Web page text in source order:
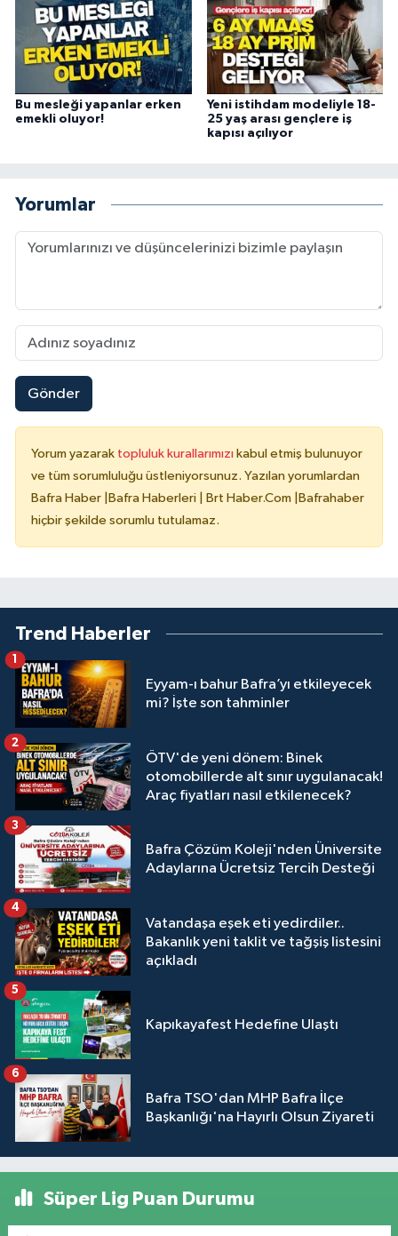
Bu mesleği yapanlar erken
emekli oluyor!
Yeni istihdam modeliyle 18-
25 yaş arası gençlere iş
kapısı açılıyor
Yorumlar
Gönder
Yorum yazarak topluluk kurallarımızı kabul etmiş bulunuyor
ve tüm sorumluluğu üstleniyorsunuz. Yazılan yorumlardan
Bafra Haber |Bafra Haberleri | Brt Haber.Com |Bafrahaber
hiçbir şekilde sorumlu tutulamaz.
Trend Haberler
Eyyam-ı bahur Bafra’yı etkileyecek
mi? İşte son tahminler
1
ÖTV'de yeni dönem: Binek
otomobillerde alt sınır uygulanacak!
Araç fiyatları nasıl etkilenecek?
2
Bafra Çözüm Koleji'nden Üniversite
Adaylarına Ücretsiz Tercih Desteği
3
Vatandaşa eşek eti yedirdiler..
Bakanlık yeni taklit ve tağşiş listesini
açıkladı
4
Kapıkayafest Hedefine Ulaştı
5
Bafra TSO'dan MHP Bafra İlçe
Başkanlığı'na Hayırlı Olsun Ziyareti
6
Süper Lig Puan Durumu